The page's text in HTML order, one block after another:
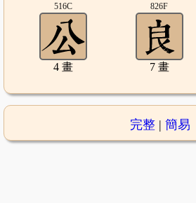
516C
4 畫
826F
7 畫
完整| 簡易